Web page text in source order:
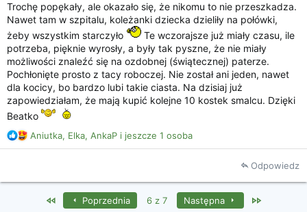
Trochę popękały, ale okazało się, że nikomu to nie przeszkadza.
Nawet tam w szpitalu, koleżanki dziecka dzieliły na połówki,
żeby wszystkim starczyło
Te wczorajsze już miały czasu, ile
potrzeba, pięknie wyrosły, a były tak pyszne, że nie miały
możliwości znaleźć się na ozdobnej (świątecznej) paterze.
Pochłonięte prosto z tacy roboczej. Nie został ani jeden, nawet
dla kocicy, bo bardzo lubi takie ciasta. Na dzisiaj już
zapowiedziałam, że mają kupić kolejne 10 kostek smalcu. Dzięki
Beatko
R
e
c
Aniutka, Elka, AnkaP i jeszcze 1 osoba
Odpowiedz
First Poprzednia 6 z 7 Następna